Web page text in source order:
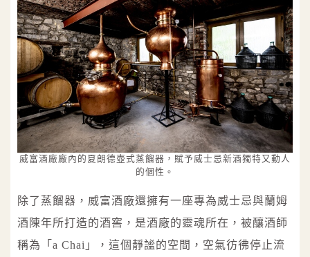
威富酒廠廠內的夏朗德壺式蒸餾器，賦予威士忌新酒獨特又動人
的個性。
除了蒸餾器，威富酒廠還擁有一座專為威士忌與蘭姆
酒陳年所打造的酒窖，是酒廠的靈魂所在，被釀酒師
稱為「a Chai」，這個靜謐的空間，空氣彷彿停止流